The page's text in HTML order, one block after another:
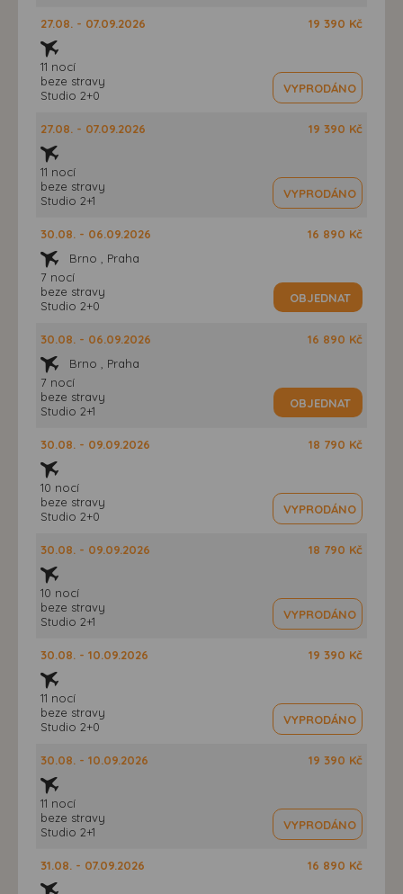
27.08. - 07.09.2026
11 nocí
beze stravy
Studio 2+0
19 390 Kč
VYPRODÁNO
27.08. - 07.09.2026
11 nocí
beze stravy
Studio 2+1
19 390 Kč
VYPRODÁNO
30.08. - 06.09.2026
Brno , Praha
7 nocí
beze stravy
Studio 2+0
16 890 Kč
OBJEDNAT
30.08. - 06.09.2026
Brno , Praha
7 nocí
beze stravy
Studio 2+1
16 890 Kč
OBJEDNAT
30.08. - 09.09.2026
10 nocí
beze stravy
Studio 2+0
18 790 Kč
VYPRODÁNO
30.08. - 09.09.2026
10 nocí
beze stravy
Studio 2+1
18 790 Kč
VYPRODÁNO
30.08. - 10.09.2026
11 nocí
beze stravy
Studio 2+0
19 390 Kč
VYPRODÁNO
30.08. - 10.09.2026
11 nocí
beze stravy
Studio 2+1
19 390 Kč
VYPRODÁNO
31.08. - 07.09.2026 16 890 Kč